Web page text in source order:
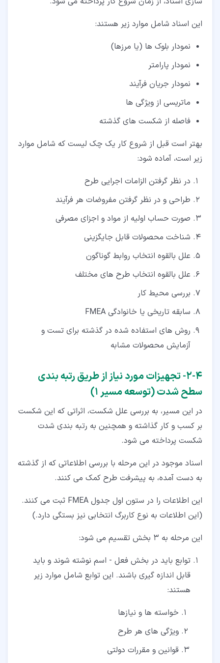
این اسناد شامل موارد زیر هستند:
نمودار بلوک ها (یا مرزها)
نمودار پارامتر
نمودار جریان فرآیند
ماتریسی از ویژگی ها
فاصله از شکست های گذشته
بهتر است قبل از شروع کار یک چک لیست که شامل موارد
زیر است، آماده شود:
در نظر گرفتن الزامات اجرایی طرح
طراحی و در نظر گرفتن مفروضات هر فرآیند
صورت حساب اولیه از مواد و اجزای مصرفی
شناخت محصولات قابل جایگزینی
علل بالقوه انتخاب روابط گوناگون
علل بالقوه انتخاب طرح های مختلف
بررسی محیط کار
سابقه تاریخی یا خانوادگی FMEA
روش های استفاده شده در گذشته برای تست و
آزمایش محصولات مشابه
۴‏-‏۲‏- تجهیزات مورد نیاز از طریق رتبه بندی
سطح شدت (توسعه مسیر 1)
در این مسیر، به بررسی علل شکست، اثراتی که این شکست
بر کسب و کار گذاشته و همچنین به رتبه بندی شدت
شکست پرداخته می شود.
اسناد موجود در این مرحله با بررسی اطلاعاتی که از گذشته
به دست آمده، به پیشرفت طرح کمک می کنند.
این اطلاعات را در ستون اول جدول FMEA ثبت می کنند.
(این اطلاعات به نوع کاربرگ انتخابی نیز بستگی دارد.)
این مرحله به 3 بخش تقسیم می شود:
توابع باید در بخش فعل - اسم نوشته شوند و باید
قابل اندازه گیری باشند. این توابع شامل موارد زیر
هستند:
خواسته ها و نیازها
ویژگی های هر طرح
قوانین و مقررات دولتی